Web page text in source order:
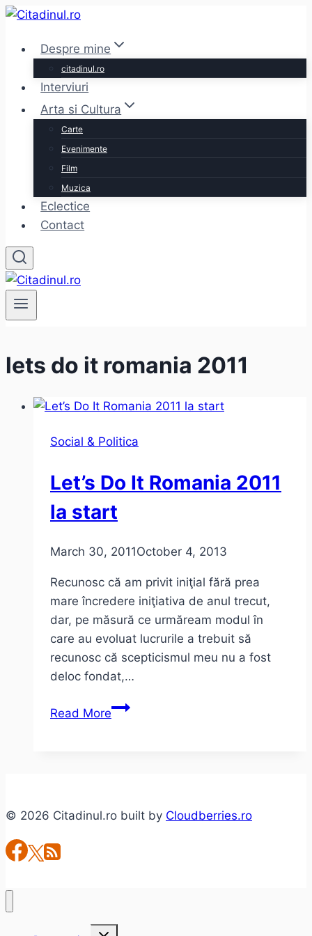
Skip
contentDespre mine
citadinul.ro
Interviuri
Arta si Cultura
Carte
Evenimente
Film
Muzica
Eclectice
Contact
lets do it romania 2011
Social & Politica
Let’s Do It Romania 2011
la start
March 30, 2011October 4, 2013
Recunosc că am privit iniţial fără prea
mare încredere iniţiativa de anul trecut,
dar, pe măsură ce urmăream modul în
care au evoluat lucrurile a trebuit să
recunosc că scepticismul meu nu a fost
deloc fondat,…
Read MoreLet’s
start
© 2026 Citadinul.ro built by Cloudberries.ro
Toggle